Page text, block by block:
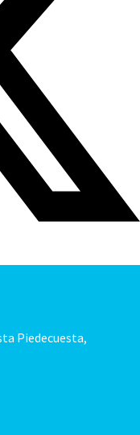
Piedecuesta,